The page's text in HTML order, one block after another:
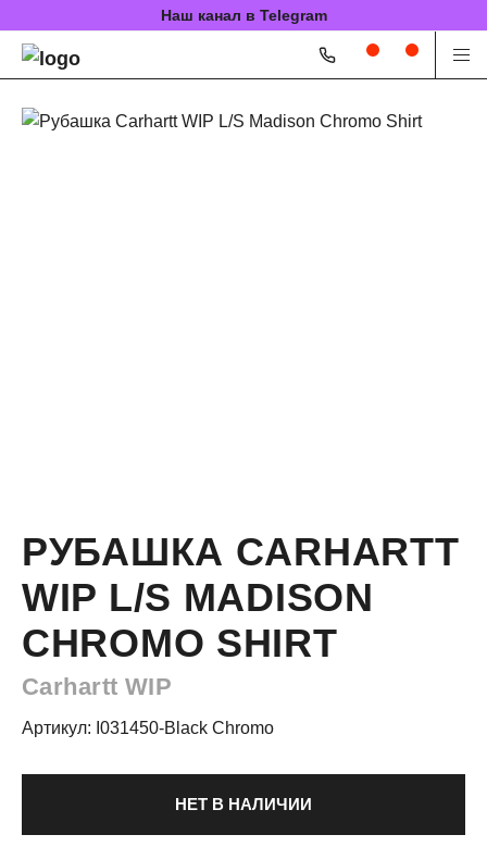
Наш канал в Telegram
РУБАШКА CARHARTT
WIP L/S MADISON
CHROMO SHIRT
Carhartt WIP
Артикул: I031450-Black Chromo
НЕТ В НАЛИЧИИ